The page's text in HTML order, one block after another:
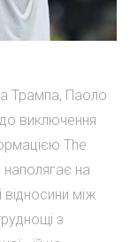
Трампа, Паоло
виключення
The
на
відносини між
з